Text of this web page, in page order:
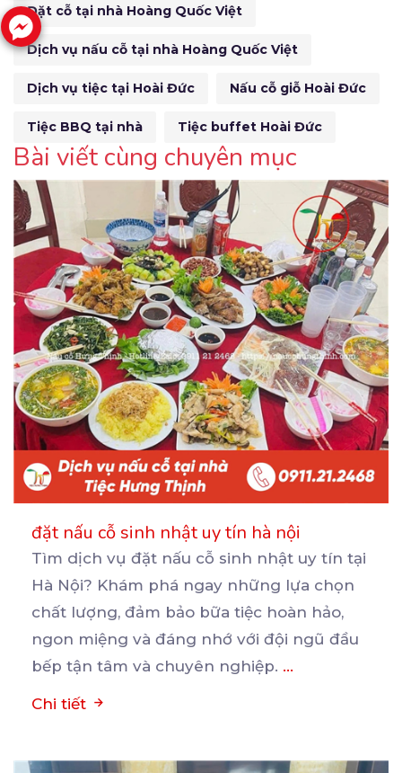
Đặt cỗ tại nhà Hoàng Quốc Việt
Dịch vụ nấu cỗ tại nhà Hoàng Quốc Việt
Dịch vụ tiệc tại Hoài Đức Nấu cỗ giỗ Hoài Đức
Tiệc BBQ tại nhà Tiệc buffet Hoài Đức
Bài viết cùng chuyên mục
đặt nấu cỗ sinh nhật uy tín hà nội
Tìm dịch vụ đặt nấu cỗ sinh nhật uy tín tại
Hà Nội? Khám phá ngay những lựa chọn
chất lượng, đảm bảo bữa tiệc hoàn hảo,
ngon miệng và đáng nhớ với đội ngũ đầu
bếp tận tâm và chuyên nghiệp. ...
Chi tiết